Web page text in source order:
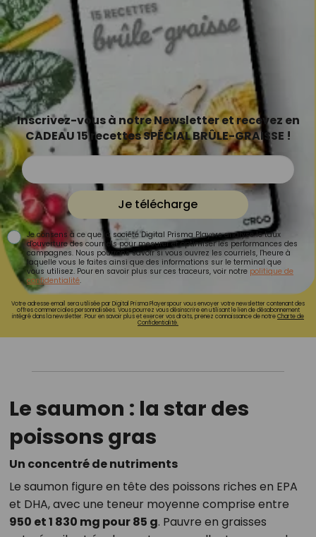
Inscrivez-vous à notre Newsletter et recevez en
CADEAU 15 recettes SPÉCIAL BRÛLE-GRAISSE !
Je télécharge
Je consens à ce que la société Digital Prisma Players analyse le taux
d'ouverture des courriels pour mesurer et optimiser les performances des
campagnes. Nous pourrons savoir si vous ouvrez les courriels, l'heure à
laquelle vous le faites ainsi que des informations sur le terminal que
vous utilisez. Pour en savoir plus sur ces traceurs, voir notre politique de
confidentialité.
Votre adresse email sera utilisée par Digital Prisma Playerspour vous envoyer votre newsletter contenant des
offres commerciales personnalisées. Vous pourrez vous désinscrire en utilisant le lien de désabonnement
intégré dans la newsletter. Pour en savoir plus et exercer vos droits, prenez connaissance de notreCharte de
Confidentialité.
Le saumon : la star des
poissons gras
Un concentré de nutriments
Le saumon figure en tête des poissons riches en EPA
et DHA, avec une teneur moyenne comprise entre
950 et 1 830 mg pour 85 g. Pauvre en graisses